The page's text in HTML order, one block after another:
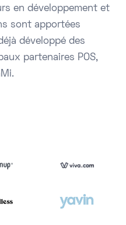
en développement et
sont apportées
développé des
partenaires POS,